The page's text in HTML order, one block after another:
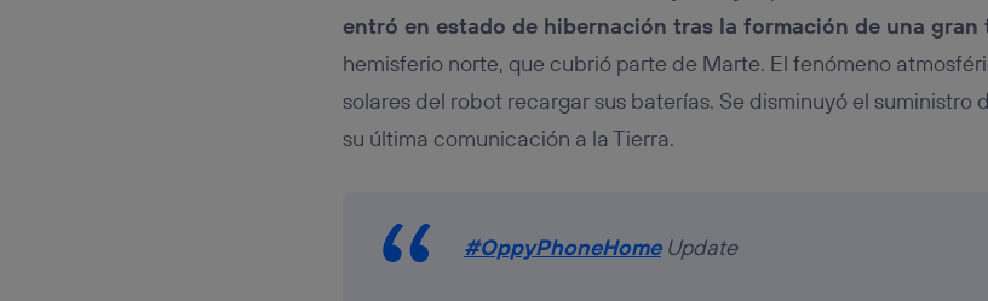
entró en estado de hibernación tras la formación de una gran
hemisferio norte, que cubrió parte de Marte. El fenómeno
solares del robot recargar sus baterías. Se disminuyó el suministro
su última comunicación a la Tierra.
#OppyPhoneHomeUpdate